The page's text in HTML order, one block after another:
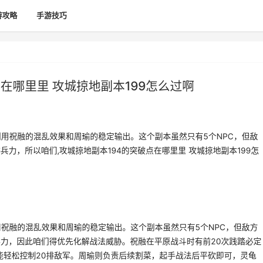
攻略 手游技巧
哪里里 攻城掠地副本199怎么过啊
祝融的混乱效果和周瑜的稳定输出。这个副本虽然只有5个NPC，但敌
力，所以咱们,攻城掠地副本194的突破点在哪里里 攻城掠地副本199怎
融的混乱效果和周瑜的稳定输出。这个副本虽然只有5个NPC，但敌方
，因此咱们得优先化解战法威胁。祝融在平原战斗时有前20次践踏必定
松控制20排敌军。周瑜则负责后续割菜，起手战法后平砍即可，灵龟